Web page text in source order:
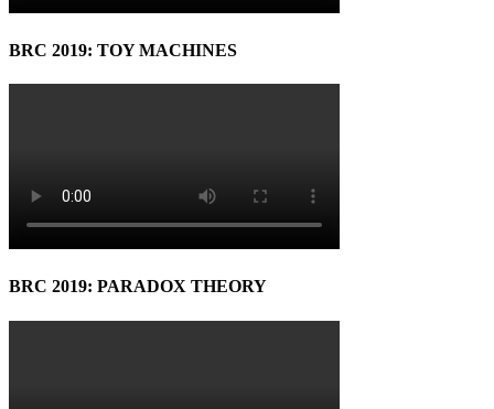
BRC 2019: TOY MACHINES
BRC 2019: PARADOX THEORY